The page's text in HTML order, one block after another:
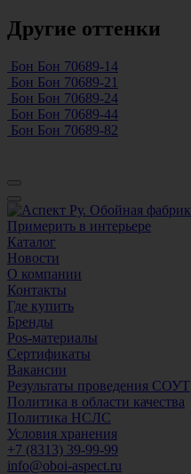
Другие оттенки
Бон Бон 70689-14
Бон Бон 70689-21
Бон Бон 70689-24
Бон Бон 70689-44
Бон Бон 70689-82
Примерить в интерьере
Каталог
Новости
О компании
Контакты
Где купить
Бренды
Pos-материалы
Сертификаты
Вакансии
Результаты проведения СОУТ
Политика в области качества
Политика НСЛС
Условия хранения
+7 (8313) 39-99-99
info@oboi-aspect.ru